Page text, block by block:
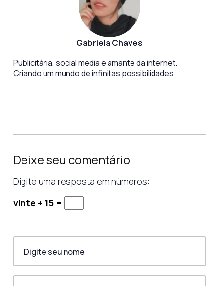
Gabriela Chaves
Publicitária, social media e amante da internet.
Criando um mundo de infinitas possibilidades.
Deixe seu comentário
Digite uma resposta em números:
vinte + 15 =